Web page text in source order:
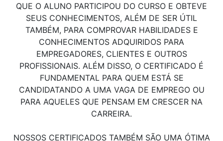
QUE O ALUNO PARTICIPOU DO CURSO E OBTEVE
SEUS CONHECIMENTOS, ALÉM DE SER ÚTIL
TAMBÉM, PARA COMPROVAR HABILIDADES E
CONHECIMENTOS ADQUIRIDOS PARA
EMPREGADORES, CLIENTES E OUTROS
PROFISSIONAIS. ALÉM DISSO, O CERTIFICADO É
FUNDAMENTAL PARA QUEM ESTÁ SE
CANDIDATANDO A UMA VAGA DE EMPREGO OU
PARA AQUELES QUE PENSAM EM CRESCER NA
CARREIRA.
NOSSOS CERTIFICADOS TAMBÉM SÃO UMA ÓTIMA